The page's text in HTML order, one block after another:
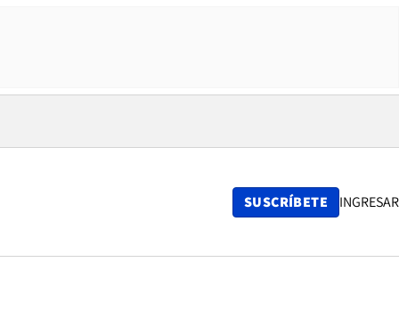
SUSCRÍBETE INGRESAR